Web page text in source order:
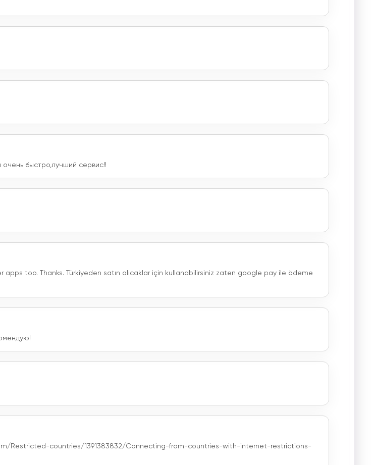
быстро,лучший сервис!!
too. Thanks. Türkiyeden satın alıcaklar için kullanabilirsiniz zaten google pay ile ödeme
Restricted-countries/1391383832/Connecting-from-countries-with-internet-restrictions-